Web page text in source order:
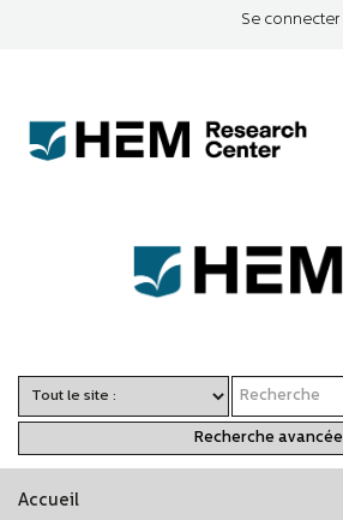
Se connecter
Recherche avancée
Accueil